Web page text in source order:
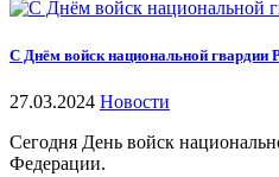
С Днём войск национальной гвардии
27.03.2024 Новости
Сегодня День войск
Федерации.